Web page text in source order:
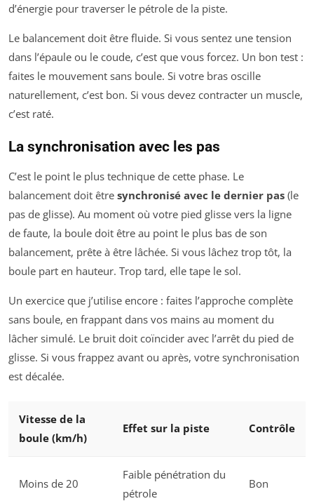
d’énergie pour traverser le pétrole de la piste.
Le balancement doit être fluide. Si vous sentez une tension
dans l’épaule ou le coude, c’est que vous forcez. Un bon test :
faites le mouvement sans boule. Si votre bras oscille
naturellement, c’est bon. Si vous devez contracter un muscle,
c’est raté.
La synchronisation avec les pas
C’est le point le plus technique de cette phase. Le
balancement doit être synchronisé avec le dernier pas (le
pas de glisse). Au moment où votre pied glisse vers la ligne
de faute, la boule doit être au point le plus bas de son
balancement, prête à être lâchée. Si vous lâchez trop tôt, la
boule part en hauteur. Trop tard, elle tape le sol.
Un exercice que j’utilise encore : faites l’approche complète
sans boule, en frappant dans vos mains au moment du
lâcher simulé. Le bruit doit coïncider avec l’arrêt du pied de
glisse. Si vous frappez avant ou après, votre synchronisation
est décalée.
Vitesse de la
boule (km/h)
Effet sur la piste Contrôle
Moins de 20
Faible pénétration du
pétrole
Bon